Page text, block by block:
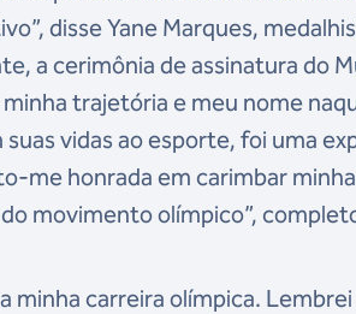
disse Yane Marques,
a cerimônia de assinatura do
trajetória e meu nome
vidas ao esporte, foi uma
me honrada em carimbar
movimento olímpico”,
minha carreira olímpica.